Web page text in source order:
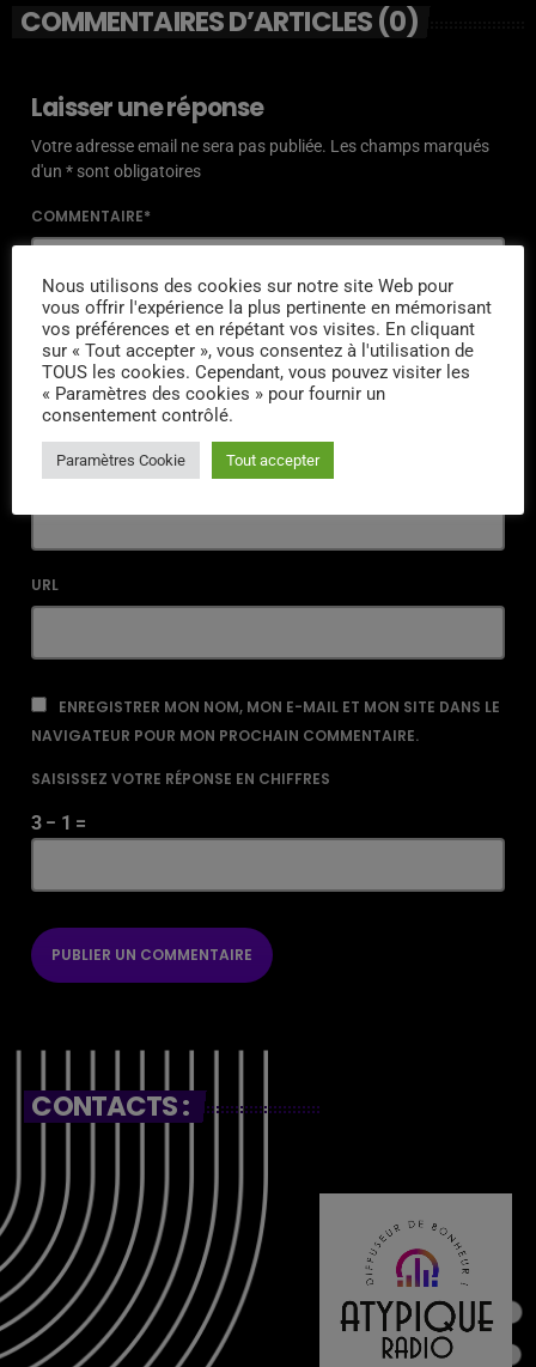
COMMENTAIRES D’ARTICLES (0)
Laisser une réponse
Votre adresse email ne sera pas publiée. Les champs marqués
d'un * sont obligatoires
COMMENTAIRE*
NOM*
EMAIL*
URL
ENREGISTRER MON NOM, MON E-MAIL ET MON SITE DANS LE
NAVIGATEUR POUR MON PROCHAIN COMMENTAIRE.
SAISISSEZ VOTRE RÉPONSE EN CHIFFRES
3 − 1 =
CONTACTS :
Nous utilisons des cookies sur notre site Web pour
vous offrir l'expérience la plus pertinente en mémorisant
vos préférences et en répétant vos visites. En cliquant
sur « Tout accepter », vous consentez à l'utilisation de
TOUS les cookies. Cependant, vous pouvez visiter les
« Paramètres des cookies » pour fournir un
consentement contrôlé.
Paramètres Cookie Tout accepter